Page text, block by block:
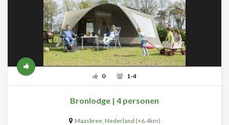
0 1-4
Bronlodge | 4 personen
Maasbree, Nederland (+6.4km)